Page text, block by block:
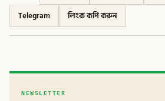
Telegram
লিংক কপি করুন
NEWSLETTER